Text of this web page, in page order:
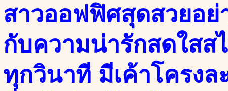
สาวออฟฟิศสุดสวยอย่
กับความน่ารักสดใสส
ทุกวินาที มีเค้าโครง